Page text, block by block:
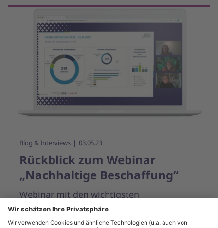
Blog & Interviews 03.05.23
Rückblick zum Webinar
„Nachhaltige Beschaffung“
Webinar mit den wichtigsten
Erkenntnissen und zum Whitepaper-
Download zur nachhaltigen Beschaffung.